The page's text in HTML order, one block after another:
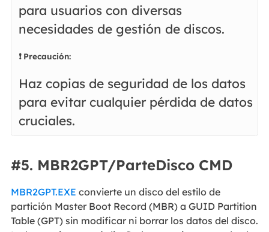
para usuarios con diversas
necesidades de gestión de discos.
❗ Precaución:
Haz copias de seguridad de los datos
para evitar cualquier pérdida de datos
cruciales.
#5. MBR2GPT/ParteDisco CMD
MBR2GPT.EXE convierte un disco del estilo de
partición Master Boot Record (MBR) a GUID Partition
Table (GPT) sin modificar ni borrar los datos del disco.